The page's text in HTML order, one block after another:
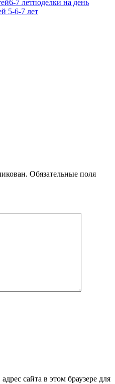
6-7 летподелки на день
5-6-7 лет
Обязательные поля
сайта в этом браузере для